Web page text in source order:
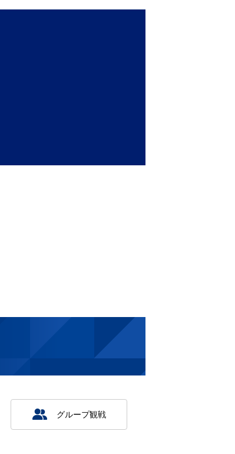
グループ観戦